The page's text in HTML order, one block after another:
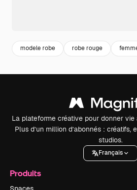
modele robe robe rouge
La plateforme créative pour donner
Plus d’un million d’abonnés : créatifs,
studios.
Français
Produits